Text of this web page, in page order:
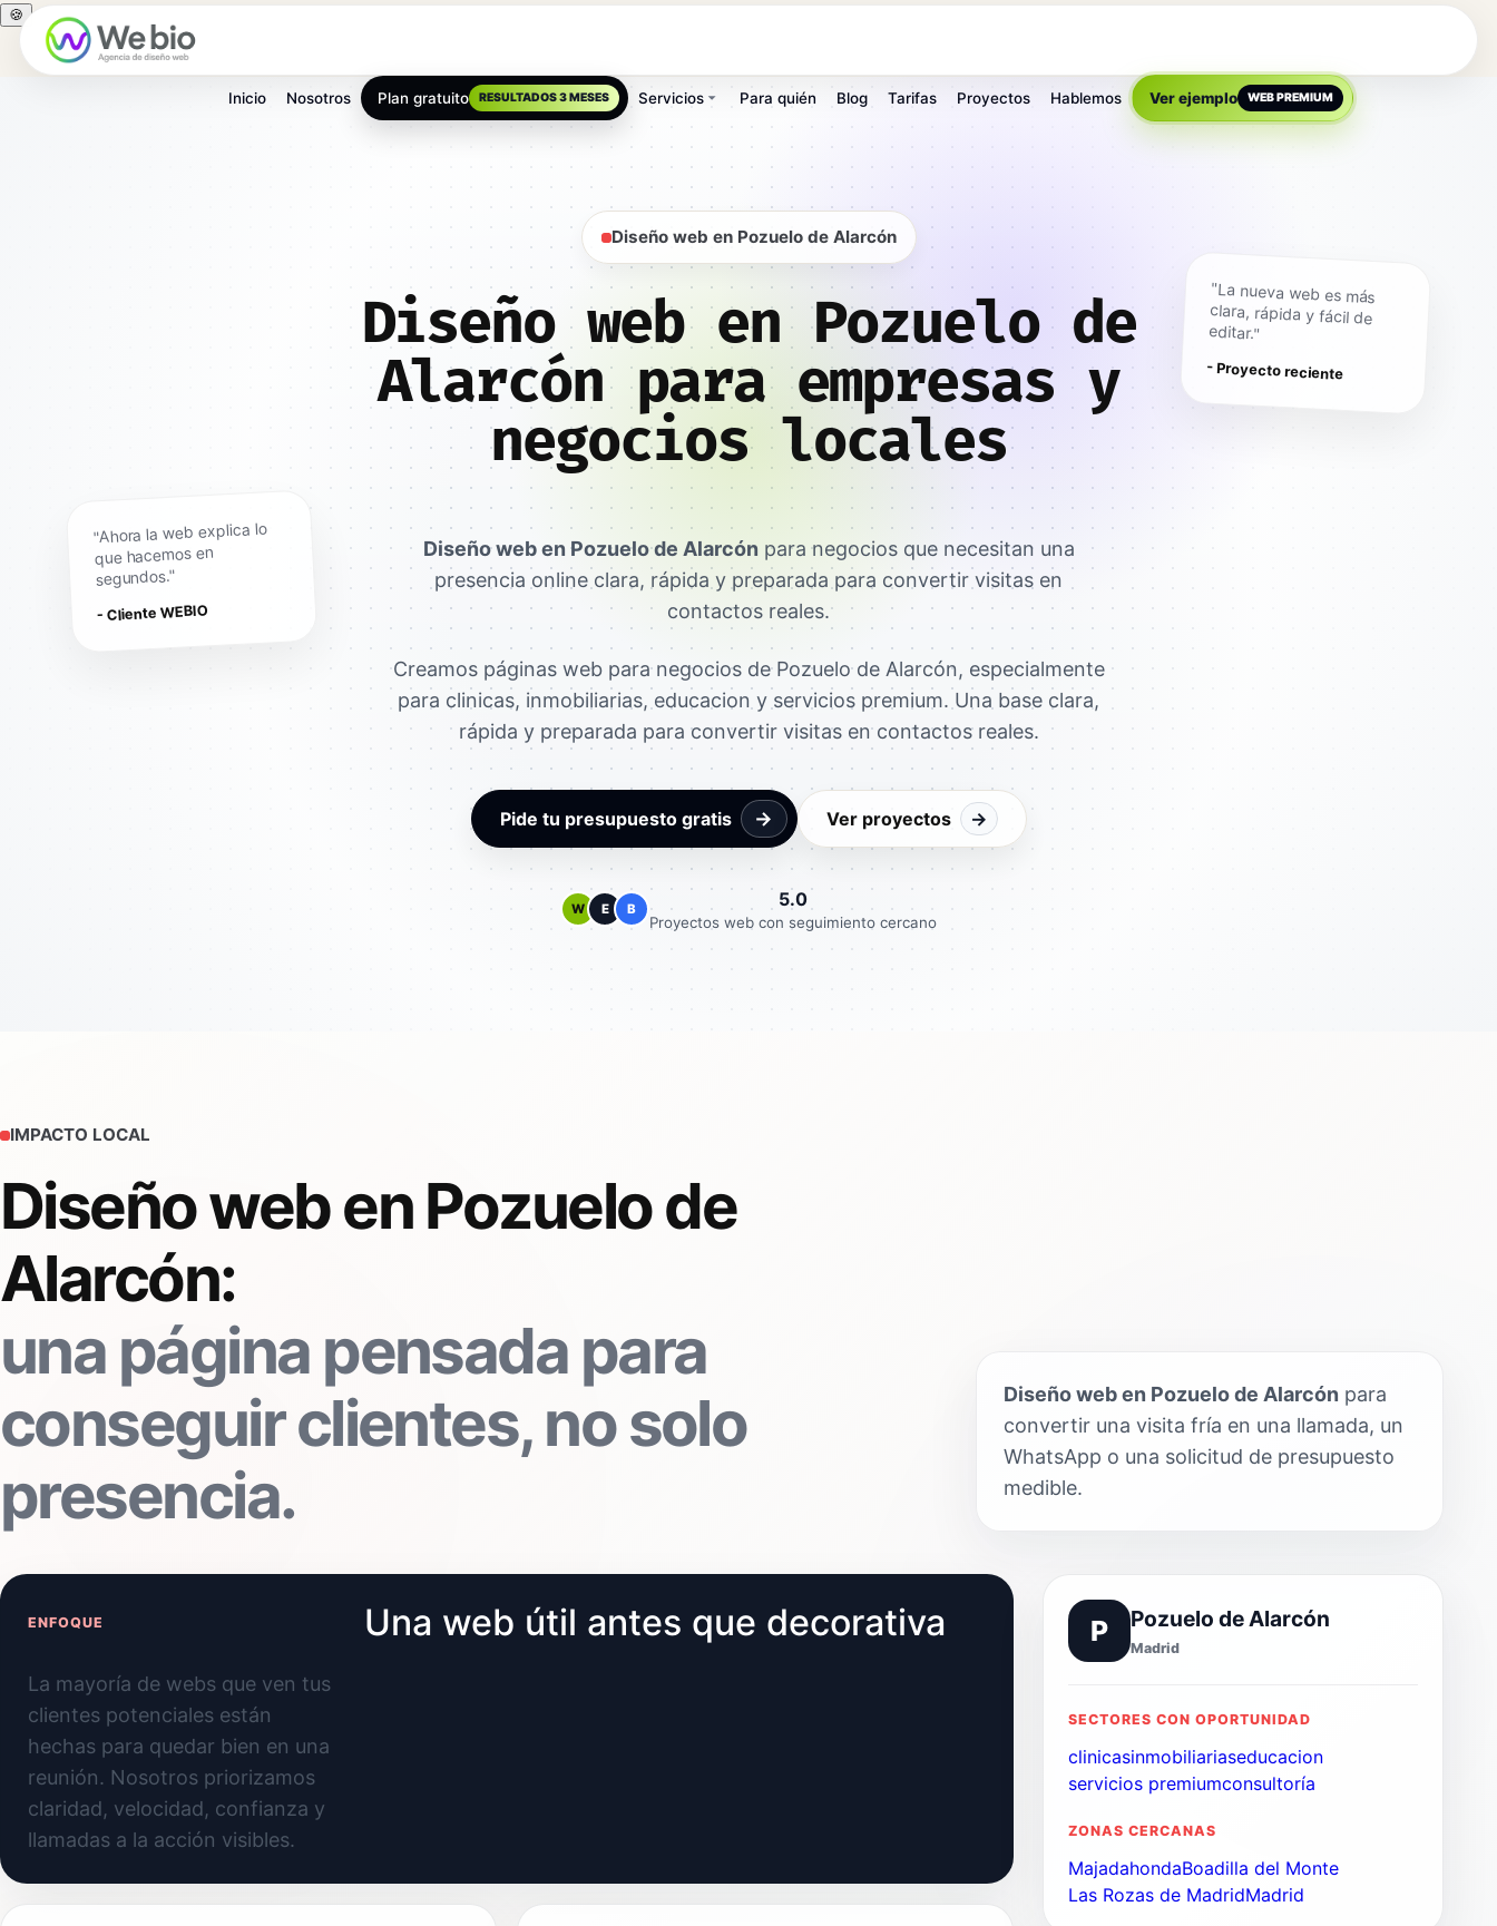
🍪
Inicio Nosotros Plan gratuito RESULTADOS 3 MESES Servicios Para quién Blog Tarifas Proyectos Hablemos Ver ejemplo WEB PREMIUM
"Ahora la web explica lo
que hacemos en
segundos."
- Cliente WEBIO
Diseño web en Pozuelo de Alarcón
Diseño web en Pozuelo de
Alarcón para empresas y
negocios locales
Diseño web en Pozuelo de Alarcón para negocios que necesitan una
presencia online clara, rápida y preparada para convertir visitas en
contactos reales.
Creamos páginas web para negocios de Pozuelo de Alarcón, especialmente
para clinicas, inmobiliarias, educacion y servicios premium. Una base clara,
rápida y preparada para convertir visitas en contactos reales.
Pide tu presupuesto gratis → Ver proyectos →
W E B 5.0
Proyectos web con seguimiento cercano
"La nueva web es más
clara, rápida y fácil de
editar."
- Proyecto reciente
IMPACTO LOCAL
Diseño web en Pozuelo de
Alarcón:
una página pensada para
conseguir clientes, no solo
presencia.
Diseño web en Pozuelo de Alarcón para
convertir una visita fría en una llamada, un
WhatsApp o una solicitud de presupuesto
medible.
ENFOQUE Una web útil antes que decorativa
La mayoría de webs que ven tus
clientes potenciales están
hechas para quedar bien en una
reunión. Nosotros priorizamos
claridad, velocidad, confianza y
llamadas a la acción visibles.
P Pozuelo de Alarcón
Madrid
SECTORES CON OPORTUNIDAD
clinicasinmobiliariaseducacion
servicios premiumconsultoría
ZONAS CERCANAS
MajadahondaBoadilla del Monte
Las Rozas de MadridMadrid